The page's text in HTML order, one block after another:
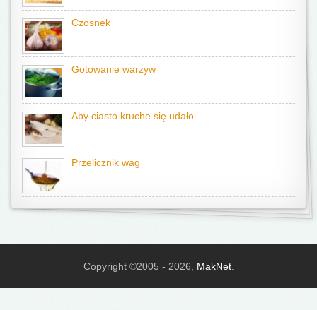
Czosnek
Gotowanie warzyw
Aby ciasto kruche się udało
Przelicznik wag
Copyright ©2005 - 2026, MakNet.